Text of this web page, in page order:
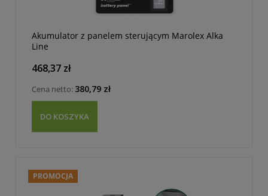
Akumulator z panelem sterującym Marolex Alka
Line
468,37 zł
Cena netto: 380,79 zł
DO KOSZYKA
PROMOCJA